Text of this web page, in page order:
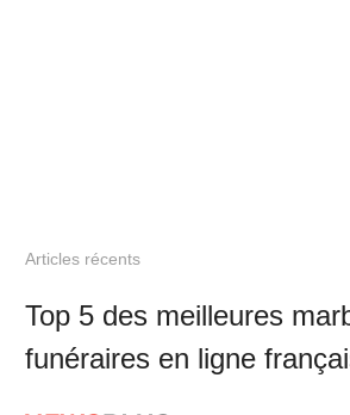
Articles récents
Top 5 des meilleures
funéraires en ligne